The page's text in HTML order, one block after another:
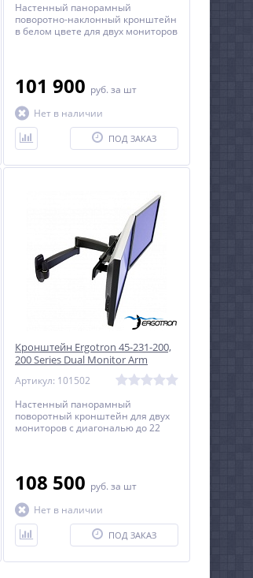
Настенный панорамный
поворотно-наклонный кронштейн
в белом цвете для двух мониторов
101 900 руб. за шт
Нет в наличии
ПОД ЗАКАЗ
Кронштейн Ergotron 45-231-200,
200 Series Dual Monitor Arm
Артикул: 101502
Настенный панорамный
поворотный кронштейн для двух
мониторов с диагональю до 22
108 500 руб. за шт
Нет в наличии
ПОД ЗАКАЗ